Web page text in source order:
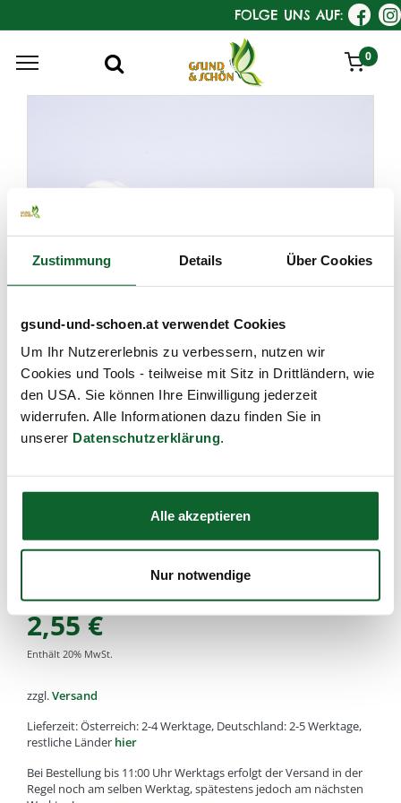
Zustimmung Details Über Cookies
gsund-und-schoen.at verwendet Cookies
Um Ihr Nutzererlebnis zu verbessern, nutzen wir
Cookies und Tools - teilweise mit Sitz in Drittländern, wie
den USA. Sie können Ihre Einwilligung jederzeit
widerrufen. Alle Informationen dazu finden Sie in
unserer Datenschutzerklärung.
Alle akzeptieren
Nur notwendige
FOLGE UNS AUF:
0
Pumpspender, passend für
Opalglas-Flaschen 100ml
Artikel-Nr.:198850 ,Füllmenge:
2,55€
Enthält 20% MwSt.
zzgl.Versand
Lieferzeit: Österreich: 2-4 Werktage, Deutschland: 2-5 Werktage,
restliche Länder hier
Bei Bestellung bis 11:00 Uhr Werktags erfolgt der Versand in der
Regel noch am selben Werktag, spätestens jedoch am nächsten